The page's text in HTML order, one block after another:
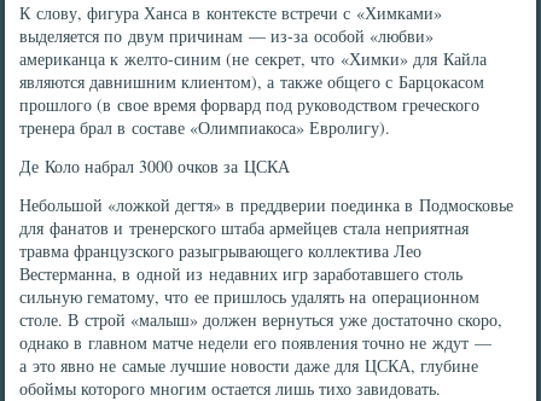
К слову, фигура Ханса в контексте встречи с «Химками»
выделяется по двум причинам — из-за особой «любви»
американца к желто-синим (не секрет, что «Химки» для Кайла
являются давнишним клиентом), а также общего с Барцокасом
прошлого (в свое время форвард под руководством греческого
тренера брал в составе «Олимпиакоса» Евролигу).
Де Коло набрал 3000 очков за ЦСКА
Небольшой «ложкой дегтя» в преддверии поединка в Подмосковье
для фанатов и тренерского штаба армейцев стала неприятная
травма французского разыгрывающего коллектива Лео
Вестерманна, в одной из недавних игр заработавшего столь
сильную гематому, что ее пришлось удалять на операционном
столе. В строй «малыш» должен вернуться уже достаточно скоро,
однако в главном матче недели его появления точно не ждут —
а это явно не самые лучшие новости даже для ЦСКА, глубине
обоймы которого многим остается лишь тихо завидовать.